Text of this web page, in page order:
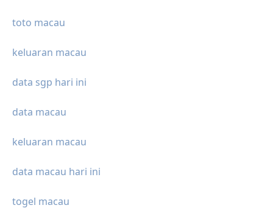
toto macau
keluaran macau
data sgp hari ini
data macau
keluaran macau
data macau hari ini
togel macau